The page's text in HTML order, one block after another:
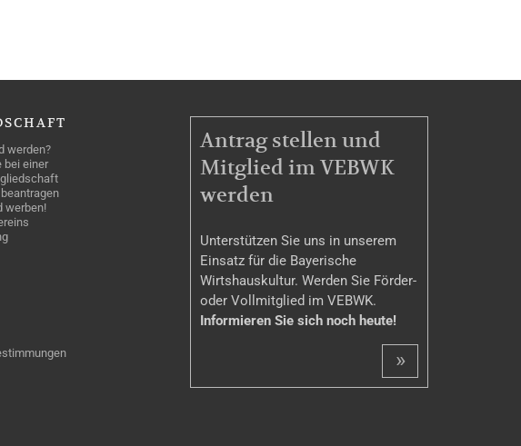
werden?
bei einer
werben!
MITGLIEDSCHAFT
Antrag stellen und
Mitglied im VEBWK
werden
Unterstützen Sie uns in unserem
Einsatz für die Bayerische
Wirtshauskultur. Werden Sie Förder-
oder Vollmitglied im VEBWK.
Informieren Sie sich noch heute!
»